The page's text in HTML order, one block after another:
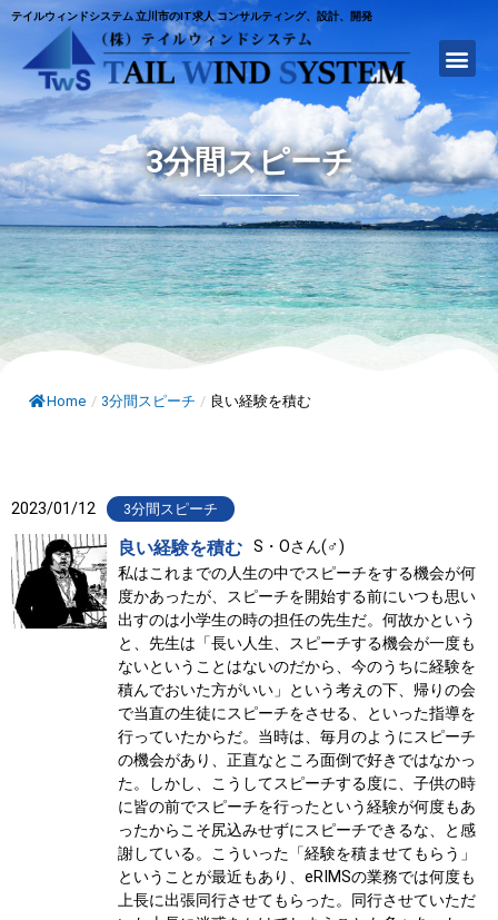
テイルウィンドシステム 立川市のIT求人 コンサルティング、設計、開発
3分間スピーチ
Home / 3分間スピーチ / 良い経験を積む
2023/01/12 3分間スピーチ
良い経験を積む
S・Oさん(♂)
私はこれまでの人生の中でスピーチをする機会が何
度かあったが、スピーチを開始する前にいつも思い
出すのは小学生の時の担任の先生だ。何故かという
と、先生は「長い人生、スピーチする機会が一度も
ないということはないのだから、今のうちに経験を
積んでおいた方がいい」という考えの下、帰りの会
で当直の生徒にスピーチをさせる、といった指導を
行っていたからだ。当時は、毎月のようにスピーチ
の機会があり、正直なところ面倒で好きではなかっ
た。しかし、こうしてスピーチする度に、子供の時
に皆の前でスピーチを行ったという経験が何度もあ
ったからこそ尻込みせずにスピーチできるな、と感
謝している。こういった「経験を積ませてもらう」
ということが最近もあり、eRIMSの業務では何度も
上長に出張同行させてもらった。同行させていただ